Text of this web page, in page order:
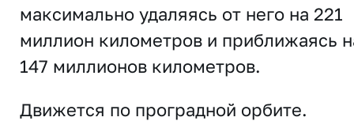
максимально удаляясь от него на 221
миллион километров и приближаясь
147 миллионов километров.
Движется по проградной орбите.